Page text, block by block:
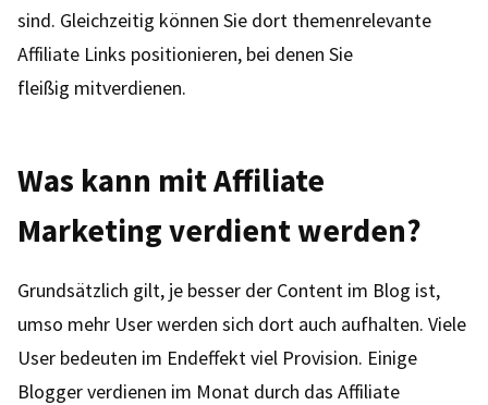
sind. Gleichzeitig können Sie dort themenrelevante
Affiliate Links positionieren, bei denen Sie
fleißig mitverdienen.
Was kann mit Affiliate
Marketing verdient werden?
Grundsätzlich gilt, je besser der Content im Blog ist,
umso mehr User werden sich dort auch aufhalten. Viele
User bedeuten im Endeffekt viel Provision. Einige
Blogger verdienen im Monat durch das Affiliate